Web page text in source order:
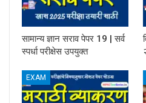
सामान्य ज्ञान सराव पेपर 19 | सर्व
स्पर्धा परीक्षेस उपयुक्त
EXAM